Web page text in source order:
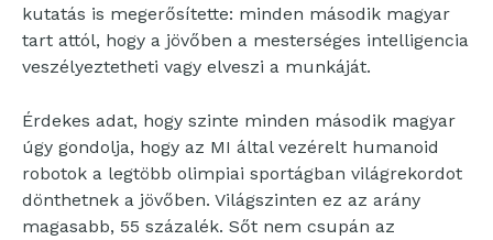
kutatás is megerősítette: minden második magyar
tart attól, hogy a jövőben a mesterséges intelligencia
veszélyeztetheti vagy elveszi a munkáját.
Érdekes adat, hogy szinte minden második magyar
úgy gondolja, hogy az MI által vezérelt humanoid
robotok a legtöbb olimpiai sportágban világrekordot
dönthetnek a jövőben. Világszinten ez az arány
magasabb, 55 százalék. Sőt nem csupán az